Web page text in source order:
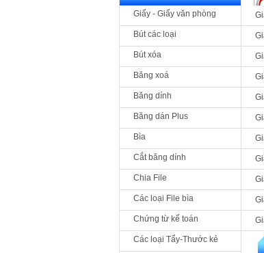
Giấy - Giấy văn phòng
Bút các loại
Bút xóa
Băng xoá
Băng dính
Băng dán Plus
Bìa
Cắt băng dính
Chia File
Các loại File bìa
Chứng từ kế toán
Các loại Tẩy-Thước kẻ